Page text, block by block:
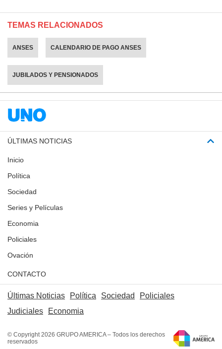
TEMAS RELACIONADOS
ANSES CALENDARIO DE PAGO ANSES
JUBILADOS Y PENSIONADOS
ÚLTIMAS NOTICIAS
Inicio
Política
Sociedad
Series y Películas
Economia
Policiales
Ovación
CONTACTO
Últimas Noticias Política Sociedad
Policiales
Judiciales
Economia
© Copyright 2026 GRUPO AMERICA – Todos los derechos
reservados